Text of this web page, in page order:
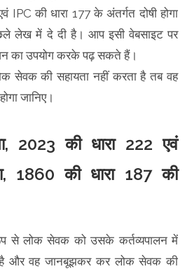
IPC की धारा 177 के अंतर्गत दोषी होगा
लेख में दे दी है। आप इसी वेबसाइट पर
का उपयोग करके पढ़ सकते हैं।
सेवक की सहायता नहीं करता है तब वह
जानिए।
2023 की धारा 222 एवं
1860 की धारा 187 की
से लोक सेवक को उसके कर्तव्यपालन में
है और वह जानबूझकर कर लोक सेवक की